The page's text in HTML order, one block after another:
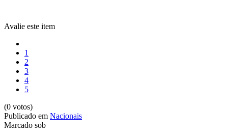
Avalie este item
1
2
3
4
5
(0 votos)
Publicado em Nacionais
Marcado sob